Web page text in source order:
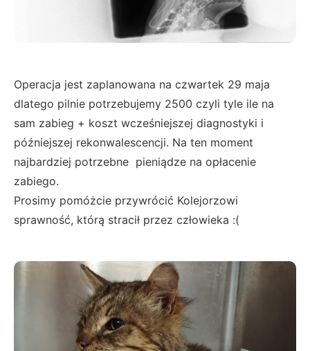
Operacja jest zaplanowana na czwartek 29 maja
dlatego pilnie potrzebujemy 2500 czyli tyle ile na
sam zabieg + koszt wcześniejszej diagnostyki i
późniejszej rekonwalescencji. Na ten moment
najbardziej potrzebne pieniądze na opłacenie
zabiego.
Prosimy pomóżcie przywrócić Kolejorzowi
sprawność, którą stracił przez człowieka :(